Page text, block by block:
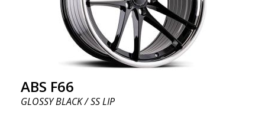
ABS F66
GLOSSY BLACK / SS LIP